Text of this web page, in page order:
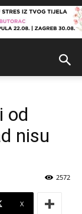
od
nisu
2572
X